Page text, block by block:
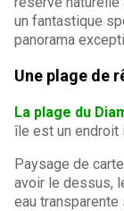
un fantastique
panorama
Une plage de
La plage du
île est un endroit
Paysage de
avoir le dessus,
eau